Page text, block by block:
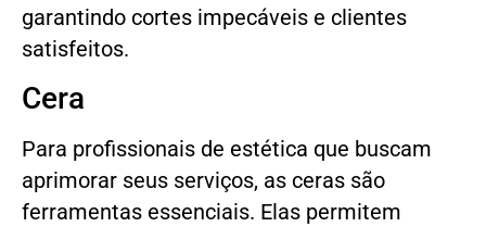
garantindo cortes impecáveis e clientes
satisfeitos.
Cera
Para profissionais de estética que buscam
aprimorar seus serviços, as ceras são
ferramentas essenciais. Elas permitem